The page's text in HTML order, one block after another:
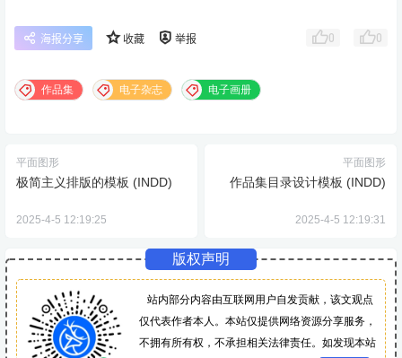
海报分享 收藏 举报 0 0
作品集 电子杂志 电子画册
平面图形
极简主义排版的模板 (INDD)
2025-4-5 12:19:25
平面图形
作品集目录设计模板 (INDD)
2025-4-5 12:19:31
版权声明
站内部分内容由互联网用户自发贡献，该文观点
仅代表作者本人。本站仅提供网络资源分享服务，
不拥有所有权，不承担相关法律责任。如发现本站